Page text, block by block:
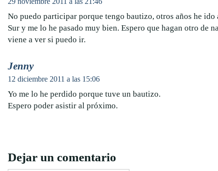
No puedo participar porque tengo bautizo, otros años he ido
Sur y me lo he pasado muy bien. Espero que hagan otro de
viene a ver si puedo ir.
Jenny
12 diciembre 2011 a las 15:06
Yo me lo he perdido porque tuve un bautizo.
Espero poder asistir al próximo.
Dejar un comentario